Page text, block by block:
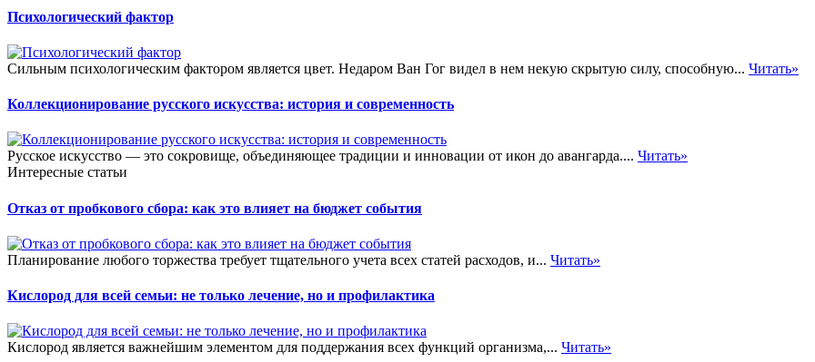
Психологический фактор
Сильным психологическим фактором является цвет. Недаром Ван Гог видел в нем некую скрытую силу, способную... Читать»
Коллекционирование русского искусства: история и современность
Русское искусство — это сокровище, объединяющее традиции и инновации от икон до авангарда.... Читать»
Интересные статьи
Отказ от пробкового сбора: как это влияет на бюджет события
Планирование любого торжества требует тщательного учета всех статей расходов, и... Читать»
Кислород для всей семьи: не только лечение, но и профилактика
Кислород является важнейшим элементом для поддержания всех функций организма,... Читать»